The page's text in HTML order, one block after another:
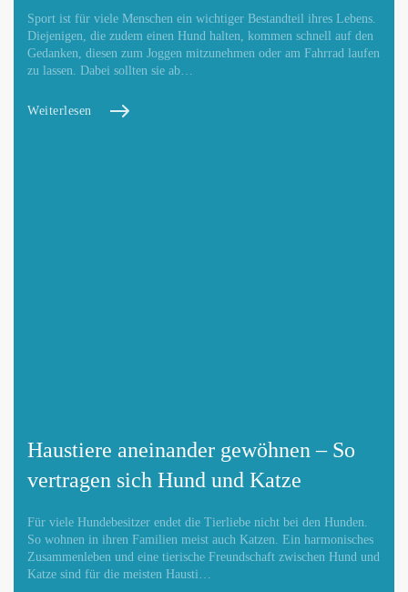
Sport ist für viele Menschen ein wichtiger Bestandteil ihres Lebens.
Diejenigen, die zudem einen Hund halten, kommen schnell auf den
Gedanken, diesen zum Joggen mitzunehmen oder am Fahrrad laufen
zu lassen. Dabei sollten sie ab…
Weiterlesen
Haustiere aneinander gewöhnen – So
vertragen sich Hund und Katze
Für viele Hundebesitzer endet die Tierliebe nicht bei den Hunden.
So wohnen in ihren Familien meist auch Katzen. Ein harmonisches
Zusammenleben und eine tierische Freundschaft zwischen Hund und
Katze sind für die meisten Hausti…